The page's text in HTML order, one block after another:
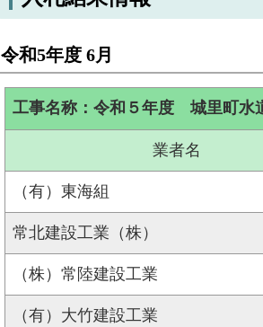
令和5年度 6月
工事名称：令和５年度 城里町水
業者名
（有）東海組
常北建設工業（株）
（株）常陸建設工業
（有）大竹建設工業